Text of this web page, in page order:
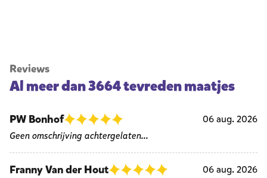
Reviews
Al meer dan 3664 tevreden maatjes
PW Bonhof
06 aug. 2026
Geen omschrijving achtergelaten...
Franny Van der Hout
06 aug. 2026